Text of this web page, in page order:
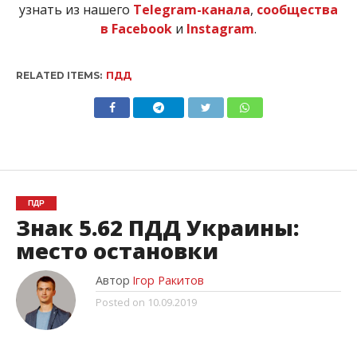
узнать из нашего Telegram-канала, сообщества
в Facebookи Instagram.
RELATED ITEMS: ПДД
ПДР
Знак 5.62 ПДД Украины:
место остановки
Автор Ігор Ракитов
Posted on 10.09.2019